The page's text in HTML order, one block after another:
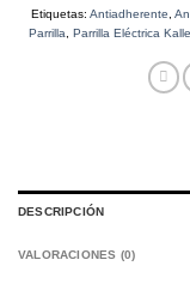
Etiquetas: Antiadherente,
Parrilla, Parrilla Eléctrica
DESCRIPCIÓN
VALORACIONES (0)